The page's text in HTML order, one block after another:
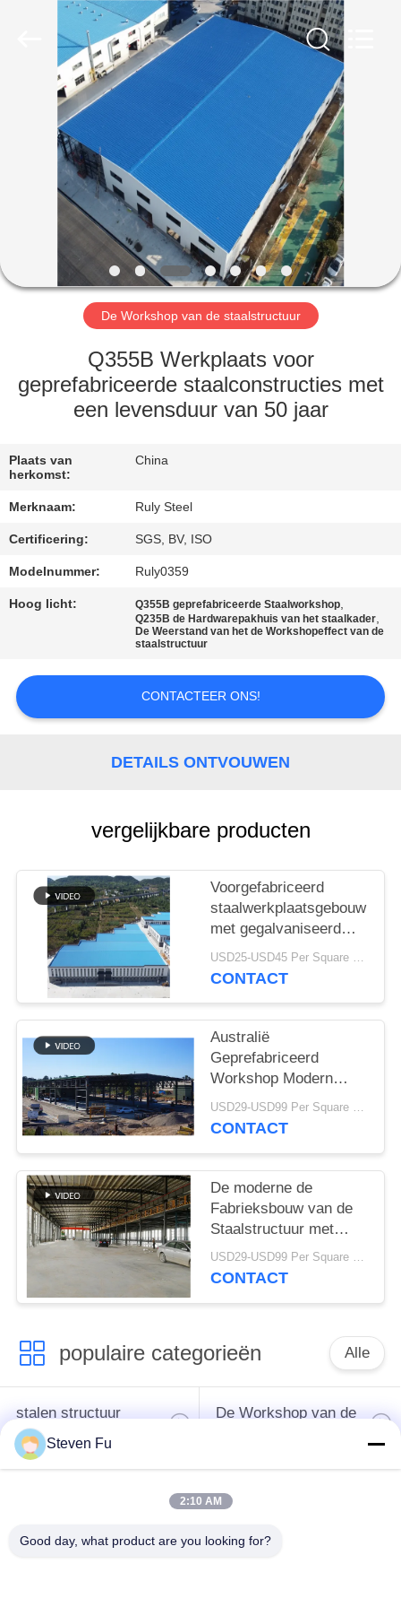
HUIS
PRODUCTEN
VIDEOS
VR-
SHOW
ONGEVEER
ONS
CONTACTEER
ONS
FOUTENOPLOSSING
POLICY
De Workshop van de staalstructuur
Q355B Werkplaats voor
geprefabriceerde staalconstructies met
een levensduur van 50 jaar
Plaats van
herkomst:
China
Merknaam: Ruly Steel
Certificering: SGS, BV, ISO
Modelnummer: Ruly0359
Hoog licht: Q355B geprefabriceerde Staalworkshop,
Q235B de Hardwarepakhuis van het staalkader,
De Weerstand van het de Workshopeffect van de
staalstructuur
CONTACTEER ONS!
DETAILS ONTVOUWEN
vergelijkbare producten
Voorgefabriceerd
staalwerkplaatsgebouw
met gegalvaniseerd
portaalframe
USD25-USD45 Per Square Meter MOQ:200 vierkante meter
CONTACT
Australië
Geprefabriceerd
Workshop Modern
Type van
Staalstructuren
USD29-USD99 Per Square Meter MOQ:500 vierkante meter
CONTACT
De moderne de
Fabrieksbouw van de
Staalstructuur met
Mezzanine de Bouw
van de
USD29-USD99 Per Square Meter MOQ:500 vierkante meter
CONTACT
populaire categorieën Alle
stalen structuur
magazijn
De Workshop van de
de staalstructuur
Steven Fu
2:10 AM
Good day, what product are you looking for?